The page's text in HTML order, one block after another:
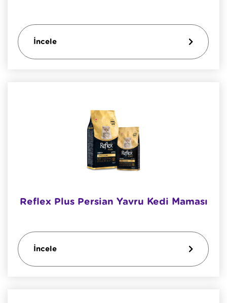
İncele
Reflex Plus Persian Yavru Kedi Maması
İncele